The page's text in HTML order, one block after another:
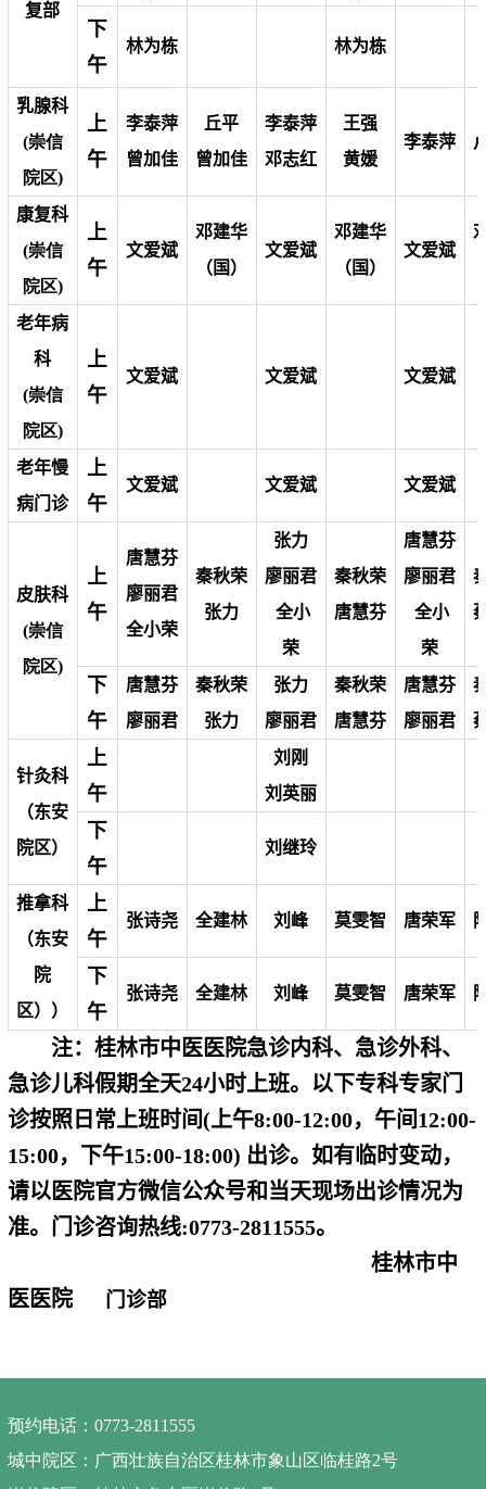
复部
下
午
林为栋 林为栋
乳腺科
(崇信
院区)
上
午
李泰萍
曾加佳
丘平
曾加佳
李泰萍
邓志红
王强
黄媛
李泰萍
康复科
(崇信
院区)
上
午
文爱斌
邓建华
（国）
文爱斌
邓建华
（国）
文爱斌
老年病
科
(崇信
院区)
上
午
文爱斌 文爱斌 文爱斌
老年慢
病门诊
上
午
文爱斌 文爱斌 文爱斌
皮肤科
(崇信
院区)
上
午
唐慧芬
廖丽君
全小荣
秦秋荣
张力
张力
廖丽君
全小
荣
秦秋荣
唐慧芬
唐慧芬
廖丽君
全小
荣
下
午
唐慧芬
廖丽君
秦秋荣
张力
张力
廖丽君
秦秋荣
唐慧芬
唐慧芬
廖丽君
针灸科
（东安
院区）
上
午
刘刚
刘英丽
下
午
刘继玲
推拿科
（东安
院
区））
上
午
张诗尧 全建林 刘峰 莫雯智 唐荣军
下
午
张诗尧 全建林 刘峰 莫雯智 唐荣军
注：桂林市中医医院急诊内科、急诊外科、
急诊儿科假期全天24小时上班。以下专科专家门
诊按照日常上班时间(上午8:00-12:00， 午间 12:00-
15:00， 下午15:00-18:00) 出诊。如有临时变动，
请以医院官方微信公众号和 当天现场出诊情况为
准。门诊咨询热线:0773-2811555。
桂林市中
医医院 门诊部
预约电话：0773-2811555
城中院区：广西壮族自治区桂林市象山区临桂路2号